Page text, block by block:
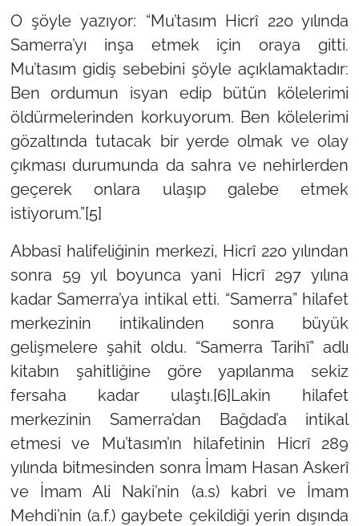
O şöyle yazıyor: “Mu’tasım Hicrî 220 yılında
Samerra’yı inşa etmek için oraya gitti.
Mu’tasım gidiş sebebini şöyle açıklamaktadır:
Ben ordumun isyan edip bütün kölelerimi
öldürmelerinden korkuyorum. Ben kölelerimi
gözaltında tutacak bir yerde olmak ve olay
çıkması durumunda da sahra ve nehirlerden
geçerek onlara ulaşıp galebe etmek
istiyorum.”[5]
Abbasî halifeliğinin merkezi, Hicrî 220 yılından
sonra 59 yıl boyunca yani Hicrî 297 yılına
kadar Samerra’ya intikal etti. “Samerra” hilafet
merkezinin intikalinden sonra büyük
gelişmelere şahit oldu. “Samerra Tarihî” adlı
kitabın şahitliğine göre yapılanma sekiz
fersaha kadar ulaştı.[6]Lakin hilafet
merkezinin Samerra’dan Bağdad’a intikal
etmesi ve Mu’tasım’ın hilafetinin Hicrî 289
yılında bitmesinden sonra İmam Hasan Askerî
ve İmam Ali Naki’nin (a.s) kabri ve İmam
Mehdi’nin (a.f.) gaybete çekildiği yerin dışında